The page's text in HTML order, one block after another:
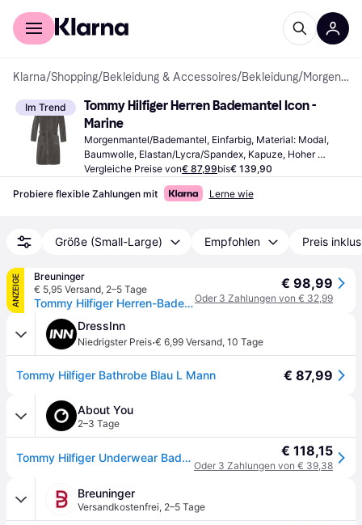
Für Shopper
Klarna/Shopping/Bekleidung & Accessoires/Bekleidung/ Morgenmäntel & Bademäntel
Im Trend
Tommy Hilfiger Herren Bademantel Icon -
Marine
Morgenmantel/Bademantel, Einfarbig, Material: Modal,
Baumwolle, Elastan/Lycra/Spandex, Kapuze, Hoher
Komfort, Taschen
Vergleiche Preise von€ 87,99bis€ 139,90
Probiere flexible Zahlungen mit Lerne wie
Größe (Small-Large) Empfohlen Preis
ANZEIGE
Breuninger
€ 5,95 Versand, 2–5 Tage
Tommy Hilfiger Herren-Bademantel grau - GRAU - 48,50,52,54
€ 98,99
Oder 3 Zahlungen von € 32,99
DressInn
Niedrigster Preis·€ 6,99 Versand, 10 Tage
Tommy Hilfiger Bathrobe Blau L Mann € 87,99
About You
2–3 Tage
Tommy Hilfiger Underwear Bademantel navy € 118,15
Oder 3 Zahlungen von € 39,38
Breuninger
Versandkostenfrei, 2–5 Tage